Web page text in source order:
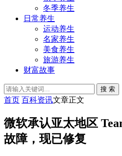
冬季养生
日常养生
运动养生
名家养生
美食养生
旅游养生
财富故事
搜 索
首页 百科资讯文章正文
微软承认亚太地区
故障，现已修复